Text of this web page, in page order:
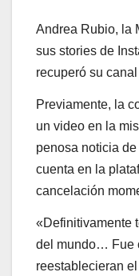
Andrea Rubio, la
sus stories de
recuperó su
Previamente, la
un video en la
penosa noticia
cuenta en la
cancelación
«Definitivamente
del mundo… Fue
reestablecieran